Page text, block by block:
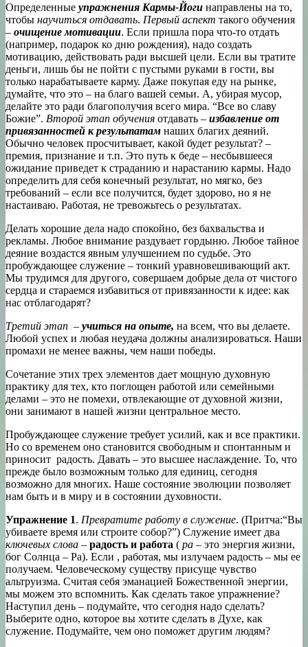
Определенные упражнения Кармы-Йоги направлены на то,
чтобы научиться отдавать. Первый аспект такого обучения
– очищение мотивации. Если пришла пора что-то отдать
(например, подарок ко дню рождения), надо создать
мотивацию, действовать ради высшей цели. Если вы тратите
деньги, лишь бы не пойти с пустыми руками в гости, вы
только нарабатываете карму. Даже покупая еду на рынке,
думайте, что это – на благо вашей семьи. А, убирая мусор,
делайте это ради благополучия всего мира. “Все во славу
Божие”. Второй этап обучения отдавать – избавление от
привязанностей к результатам наших благих деяний.
Обычно человек просчитывает, какой будет результат? –
премия, признание и т.п. Это путь к беде – несбывшееся
ожидание приведет к страданию и нарастанию кармы. Надо
определить для себя конечный результат, но мягко, без
требований – если все получится, будет здорово, но я не
настаиваю. Работая, не тревожьтесь о результатах.
Делать хорошие дела надо спокойно, без бахвальства и
рекламы. Любое внимание раздувает гордыню. Любое тайное
деяние воздастся явным улучшением по судьбе. Это
пробуждающее служение – тонкий уравновешивающий акт.
Мы трудимся для другого, совершаем добрые дела от чистого
сердца и стараемся избавиться от привязанности к идее: как
нас отблагодарят?
Третий этап – учиться на опыте, на всем, что вы делаете.
Любой успех и любая неудача должны анализироваться. Наши
промахи не менее важны, чем наши победы.
Сочетание этих трех элементов дает мощную духовную
практику для тех, кто поглощен работой или семейными
делами – это не помехи, отвлекающие от духовной жизни,
они занимают в нашей жизни центральное место.
Пробуждающее служение требует усилий, как и все практики.
Но со временем оно становится свободным и спонтанным и
приносит радость. Давать – это высшее наслаждение. То, что
прежде было возможным только для единиц, сегодня
возможно для многих. Наше состояние эволюции позволяет
нам быть и в миру и в состоянии духовности.
Упражнение 1. Превратите работу в служение. (Притча:“Вы
убиваете время или строите собор?”) Служение имеет два
ключевых слова – радость и работа ( ра – это энергия жизни,
бог Солнца – Ра). Если , работая, мы излучаем радость – мы ее
получаем. Человеческому существу присуще чувство
альтруизма. Считая себя эманацией Божественной энергии,
мы можем это вспомнить. Как сделать такое упражнение?
Наступил день – подумайте, что сегодня надо сделать?
Выберите одно, которое вы хотите сделать в Духе, как
служение. Подумайте, чем оно поможет другим людям?